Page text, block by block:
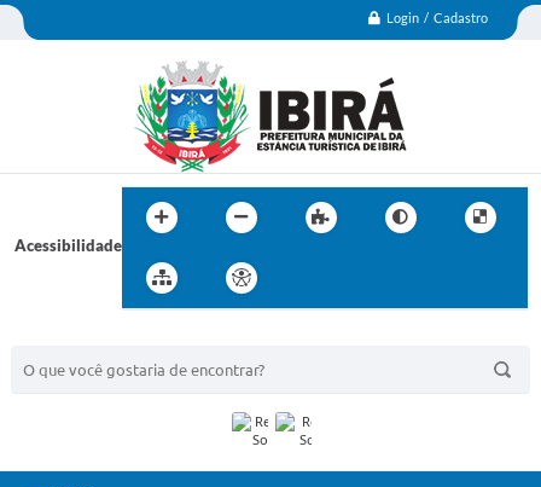
Login / Cadastro
Acessibilidade